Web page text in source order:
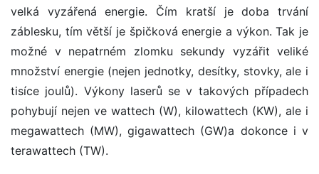
velká vyzářená energie. Čím kratší je doba trvání
záblesku, tím větší je špičková energie a výkon. Tak je
možné v nepatrném zlomku sekundy vyzářit veliké
množství energie (nejen jednotky, desítky, stovky, ale i
tisíce joulů). Výkony laserů se v takových případech
pohybují nejen ve wattech (W), kilowattech (KW), ale i
megawattech (MW), gigawattech (GW)a dokonce i v
terawattech (TW).